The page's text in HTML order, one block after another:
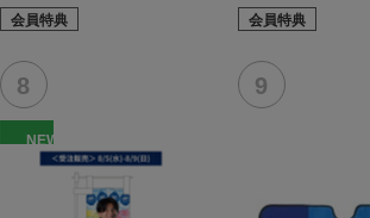
会員特典 会員特典
NEW